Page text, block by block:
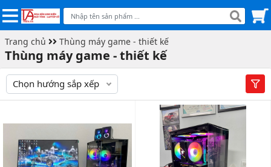
Trang chủ Thùng máy game - thiết kế
Thùng máy game - thiết kế
Chọn hướng sắp xếp